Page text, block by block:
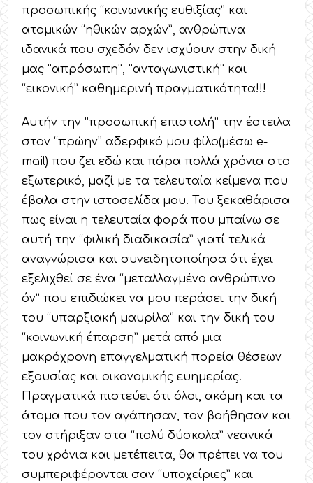
προσωπικής “κοινωνικής ευθιξίας” και
ατομικών “ηθικών αρχών”, ανθρώπινα
ιδανικά που σχεδόν δεν ισχύουν στην δική
μας “απρόσωπη”, “ανταγωνιστική” και
“εικονική” καθημερινή πραγματικότητα!!!
Αυτήν την “προσωπική επιστολή” την έστειλα
στον “πρώην” αδερφικό μου φίλο(μέσω e-
mail) που ζει εδώ και πάρα πολλά χρόνια στο
εξωτερικό, μαζί με τα τελευταία κείμενα που
έβαλα στην ιστοσελίδα μου. Του ξεκαθάρισα
πως είναι η τελευταία φορά που μπαίνω σε
αυτή την “φιλική διαδικασία” γιατί τελικά
αναγνώρισα και συνειδητοποίησα ότι έχει
εξελιχθεί σε ένα “μεταλλαγμένο ανθρώπινο
όν” που επιδιώκει να μου περάσει την δική
του “υπαρξιακή μαυρίλα” και την δική του
“κοινωνική έπαρση” μετά από μια
μακρόχρονη επαγγελματική πορεία θέσεων
εξουσίας και οικονομικής ευημερίας.
Πραγματικά πιστεύει ότι όλοι, ακόμη και τα
άτομα που τον αγάπησαν, τον βοήθησαν και
τον στήριξαν στα “πολύ δύσκολα” νεανικά
του χρόνια και μετέπειτα, θα πρέπει να του
συμπεριφέρονται σαν “υποχείριες” και